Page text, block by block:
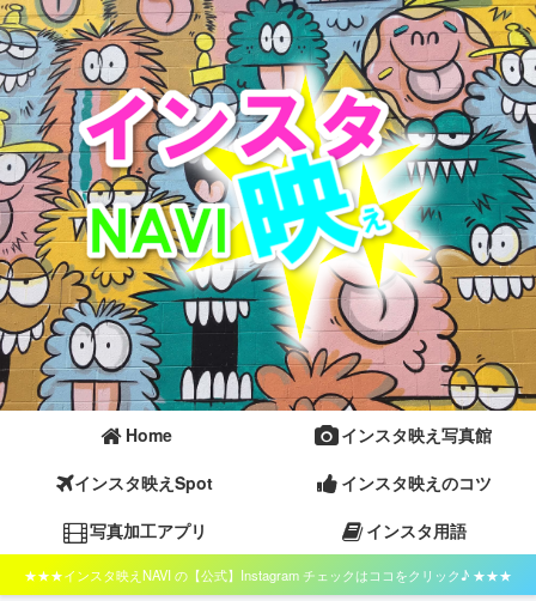
Home
インスタ映え写真館
インスタ映えSpot
インスタ映えのコツ
写真加工アプリ
インスタ用語
★★★インスタ映えNAVI の【公式】Instagram チェックはココをクリック♪ ★★★